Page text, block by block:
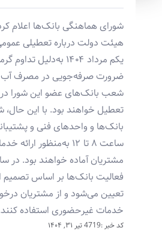
شورای هماهنگی بانک‌ها اعلام
هیئت دولت درباره تعطیلی
یکم مرداد ۱۴۰۴ به‌دلیل
ضرورت صرفه‌جویی در مصرف آب
شعب بانک‌های عضو این شورا در
تعطیل خواهند بود. با این
بانک‌ها و واحدهای فنی و
ساعت ۸ تا ۱۲ به‌منظور
مشتریان آماده خواهند بود. در
فعالیت بانک‌ها بر اساس تصمیم
تعیین می‌شود و از مشتریان
خدمات غیرحضوری استفاده
کد خبر :4719 تیر ۳۱, ۱۴۰۴